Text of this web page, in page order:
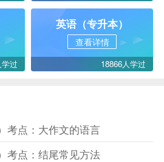
过
英语（专升本）
查看详情
18866人学过
考点：大作文的语言
考点：结尾常见方法